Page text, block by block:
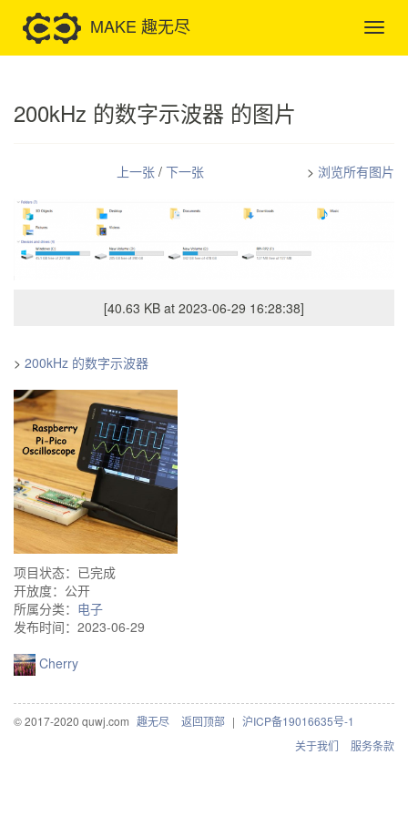
MAKE 趣无尽
200kHz 的数字示波器 的图片
上一张 / 下一张 > 浏览所有图片
[40.63 KB at 2023-06-29 16:28:38]
> 200kHz 的数字示波器
项目状态：已完成
开放度：公开
所属分类： 电子
发布时间：2023-06-29
Cherry
© 2017-2020 quwj.com 趣无尽 返回顶部 | 沪ICP备19016635号-1
关于我们
服务条款